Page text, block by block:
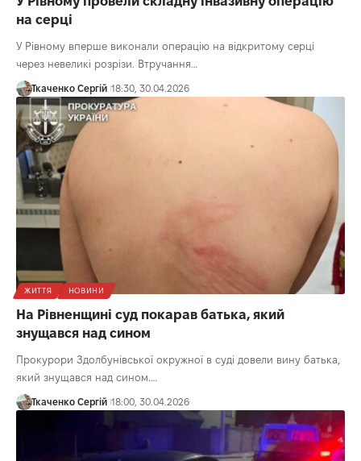
на серці
У Рівному вперше виконали операцію на відкритому серці
через невеликі розрізи. Втручання…
Ткаченко Сергій 18:30, 30.04.2026
ЖИТТЯ НОВИНИ
На Рівненщині суд покарав батька, який
знущався над сином
Прокурори Здолбунівської окружної в суді довели вину батька,
який знущався над сином.…
Ткаченко Сергій 18:00, 30.04.2026